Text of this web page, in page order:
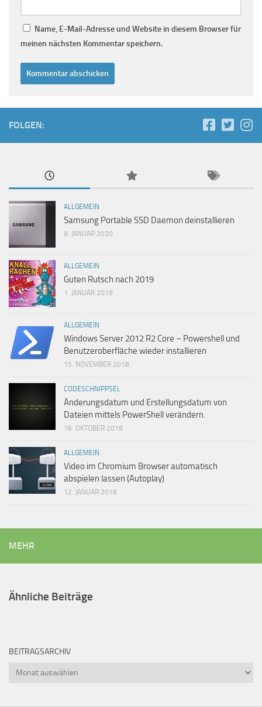
Name, E-Mail-Adresse und Website in diesem Browser für
meinen nächsten Kommentar speichern.
FOLGEN:
ALLGEMEIN
Samsung Portable SSD Daemon deinstallieren
9. JANUAR 2020
ALLGEMEIN
Guten Rutsch nach 2019
1. JANUAR 2019
ALLGEMEIN
Windows Server 2012 R2 Core – Powershell und
Benutzeroberfläche wieder installieren
15. NOVEMBER 2018
CODESCHNIPPSEL
Änderungsdatum und Erstellungsdatum von
Dateien mittels PowerShell verändern.
16. OKTOBER 2018
ALLGEMEIN
Video im Chromium Browser automatisch
abspielen lassen (Autoplay)
12. JANUAR 2018
MEHR
Ähnliche Beiträge
BEITRAGSARCHIV
Beitragsarchiv